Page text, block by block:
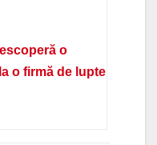
o
o firmă de lupte